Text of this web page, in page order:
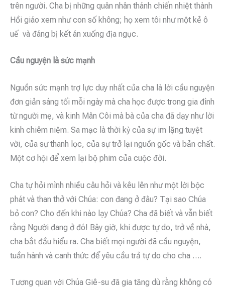
trên người. Cha bị những quân nhân thánh chiến nhiệt thành
Hồi giáo xem như con số không; họ xem tôi như một kẻ ô
uế và đáng bị kết án xuống địa ngục.
Cầu nguyện là sức mạnh
Nguồn sức mạnh trợ lực duy nhất của cha là lời cầu nguyện
đơn giản sáng tối mỗi ngày mà cha học được trong gia đình
từ người mẹ, và kinh Mân Côi mà bà của cha đã dạy như lời
kinh chiêm niệm. Sa mạc là thời kỳ của sự im lặng tuyệt
vời, của sự thanh lọc, của sự trở lại nguồn gốc và bản chất.
Một cơ hội để xem lại bộ phim của cuộc đời.
Cha tự hỏi mình nhiều câu hỏi và kêu lên như một lời bộc
phát và than thở với Chúa: con đang ở đâu? Tại sao Chúa
bỏ con? Cho đến khi nào lạy Chúa? Cha đã biết và vẫn biết
rằng Người đang ở đó! Bây giờ, khi được tự do, trở về nhà,
cha bắt đầu hiểu ra. Cha biết mọi người đã cầu nguyện,
tuần hành và canh thức để yêu cầu trả tự do cho cha ….
Tương quan với Chúa Giê-su đã gia tăng dù rằng không có